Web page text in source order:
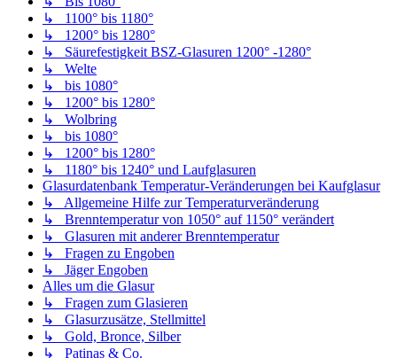
↳ 1100° bis 1180°
↳ 1200° bis 1280°
↳ Säurefestigkeit BSZ-Glasuren 1200° -1280°
↳ Welte
↳ bis 1080°
↳ 1200° bis 1280°
↳ Wolbring
↳ bis 1080°
↳ 1200° bis 1280°
↳ 1180° bis 1240° und Laufglasuren
Glasurdatenbank Temperatur-Veränderungen bei Kaufglasur
↳ Allgemeine Hilfe zur Temperaturveränderung
↳ Brenntemperatur von 1050° auf 1150° verändert
↳ Glasuren mit anderer Brenntemperatur
↳ Fragen zu Engoben
↳ Jäger Engoben
Alles um die Glasur
↳ Fragen zum Glasieren
↳ Glasurzusätze, Stellmittel
↳ Gold, Bronce, Silber
↳ Patinas & Co.